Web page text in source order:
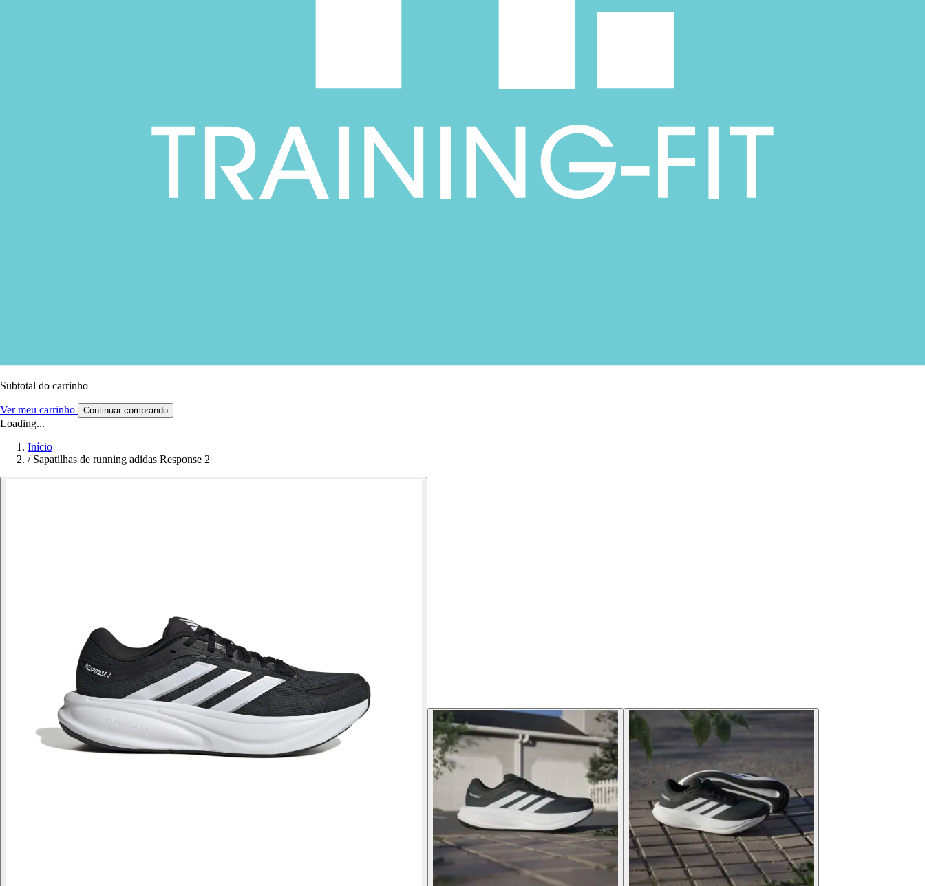
Subtotal do carrinho
Ver meu carrinho Continuar comprando
Loading...
Início
/ Sapatilhas de running adidas Response 2